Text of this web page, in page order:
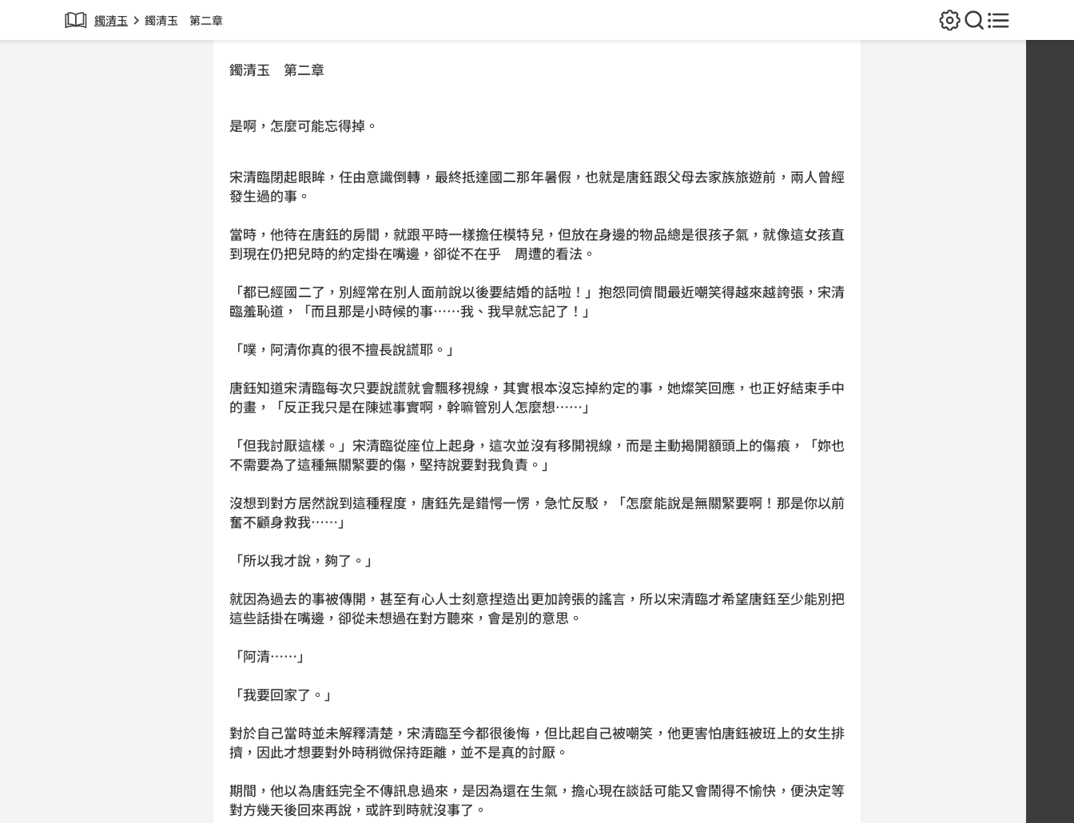
鐲清玉 chevron_right 鐲清玉 第二章
鐲清玉 第二章
是啊，怎麼可能忘得掉。
宋清臨閉起眼眸，任由意識倒轉，最終抵達國二那年暑假，也就是唐鈺跟父母去家族旅遊前，兩人曾經
發生過的事。
當時，他待在唐鈺的房間，就跟平時一樣擔任模特兒，但放在身邊的物品總是很孩子氣，就像這女孩直
到現在仍把兒時的約定掛在嘴邊，卻從不在乎 周遭的看法。
「都已經國二了，別經常在別人面前說以後要結婚的話啦！」抱怨同儕間最近嘲笑得越來越誇張，宋清
臨羞恥道，「而且那是小時候的事……我、我早就忘記了！」
「噗，阿清你真的很不擅長說謊耶。」
唐鈺知道宋清臨每次只要說謊就會飄移視線，其實根本沒忘掉約定的事，她燦笑回應，也正好結束手中
的畫，「反正我只是在陳述事實啊，幹嘛管別人怎麼想……」
「但我討厭這樣。」宋清臨從座位上起身，這次並沒有移開視線，而是主動揭開額頭上的傷痕，「妳也
不需要為了這種無關緊要的傷，堅持說要對我負責。」
沒想到對方居然說到這種程度，唐鈺先是錯愕一愣，急忙反駁，「怎麼能說是無關緊要啊！那是你以前
奮不顧身救我……」
「所以我才說，夠了。」
就因為過去的事被傳開，甚至有心人士刻意捏造出更加誇張的謠言，所以宋清臨才希望唐鈺至少能別把
這些話掛在嘴邊，卻從未想過在對方聽來，會是別的意思。
「阿清……」
「我要回家了。」
對於自己當時並未解釋清楚，宋清臨至今都很後悔，但比起自己被嘲笑，他更害怕唐鈺被班上的女生排
擠，因此才想要對外時稍微保持距離，並不是真的討厭。
期間，他以為唐鈺完全不傳訊息過來，是因為還在生氣，擔心現在談話可能又會鬧得不愉快，便決定等
對方幾天後回來再說，或許到時就沒事了。